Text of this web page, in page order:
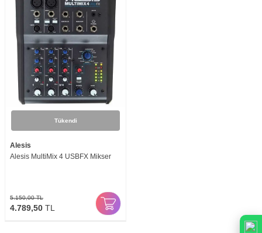
Tükendi
Alesis
Alesis MultiMix 4 USBFX Mikser
5.150,00TL
4.789,50 TL